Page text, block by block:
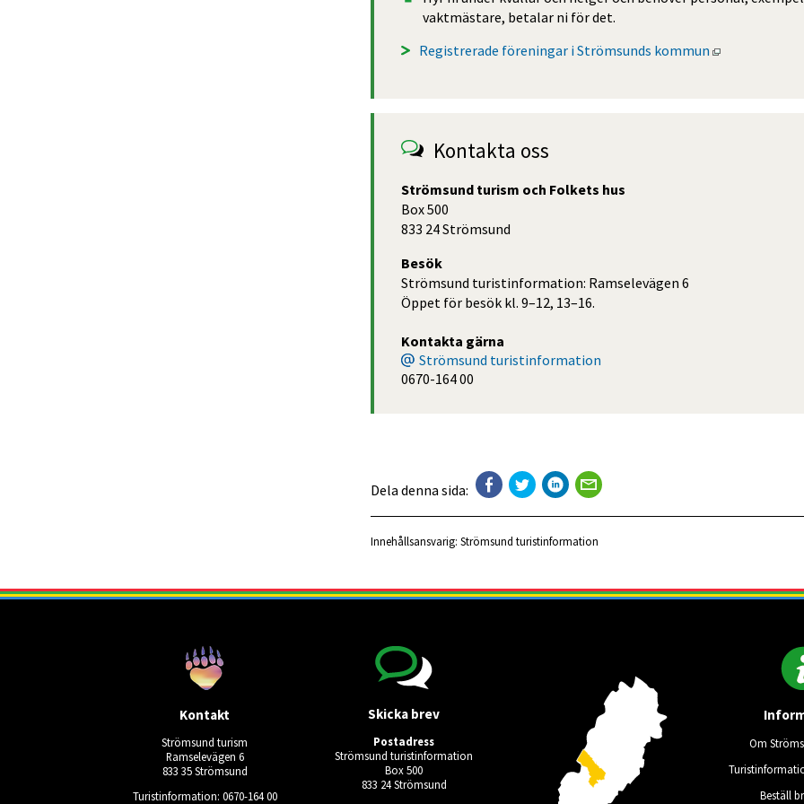
vaktmästare, betalar ni för det.
Registrerade föreningar i Strömsunds kommun
Kontakta oss
Strömsund turism och Folkets hus
Box 500
833 24 Strömsund
Besök
Strömsund turistinformation: Ramselevägen 6
Öppet för besök kl. 9–12, 13–16.
Kontakta gärna
Strömsund turistinformation
0670-164 00
Dela denna sida:
Innehållsansvarig: Strömsund turistinformation
Kontakt
Strömsund turism
Ramselevägen 6
833 35 Strömsund
Turistinformation: 0670-164 00
Skicka brev
Postadress
Strömsund turistinformation
Box 500
833 24 Strömsund
Om
Beställ